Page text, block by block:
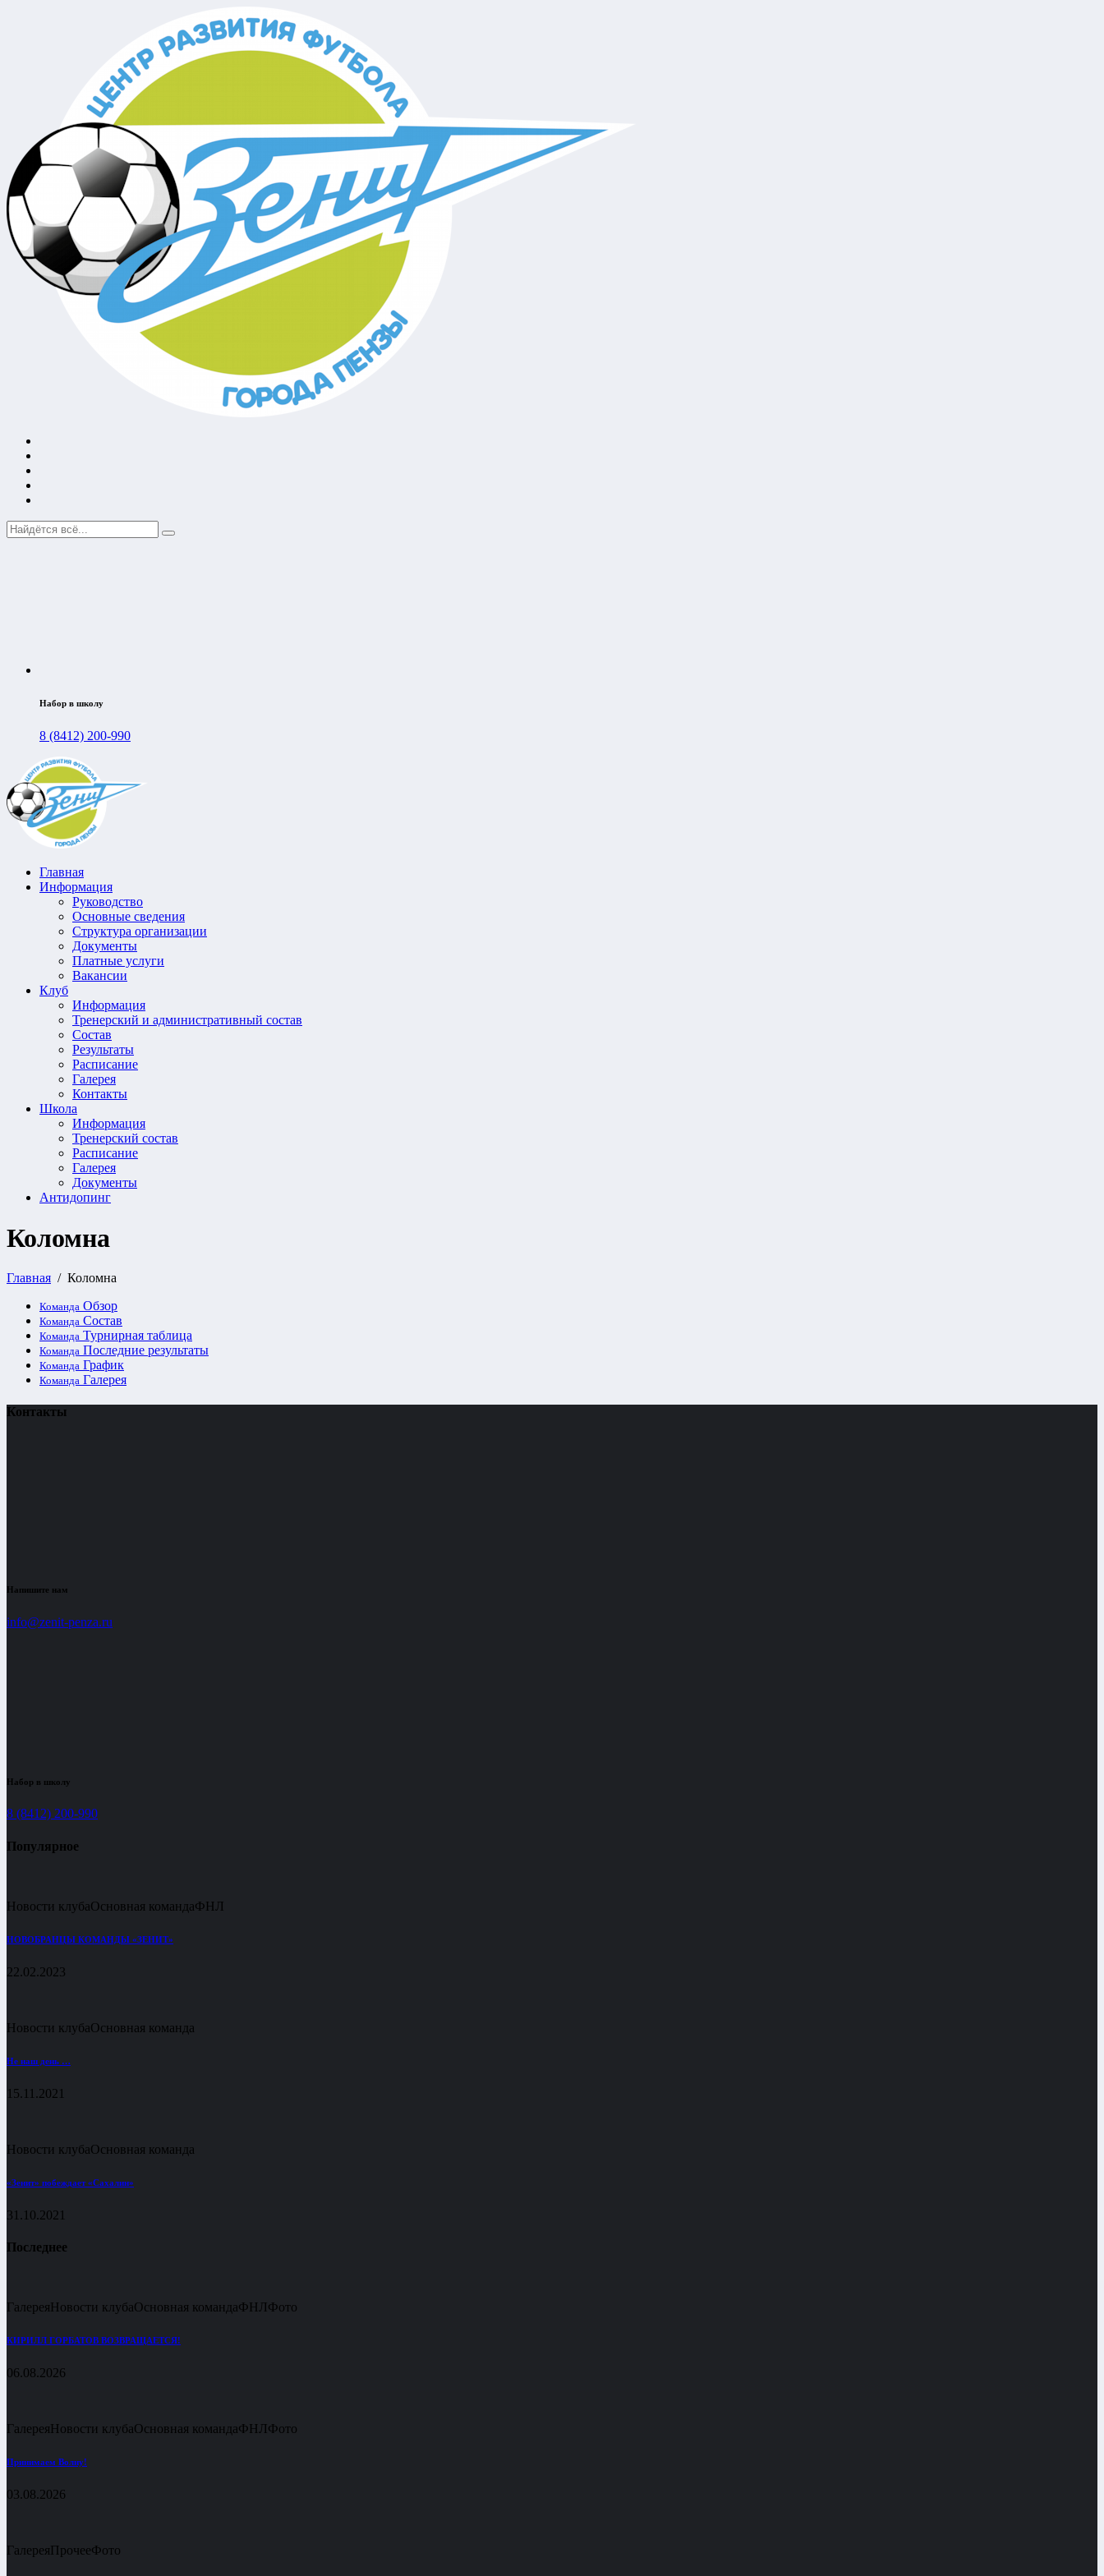
Набор в школу
8 (8412) 200-990
Главная
Информация
Руководство
Основные сведения
Структура организации
Документы
Платные услуги
Вакансии
Клуб
Информация
Тренерский и административный состав
Состав
Результаты
Расписание
Галерея
Контакты
Школа
Информация
Тренерский состав
Расписание
Галерея
Документы
Антидопинг
Коломна
Главная Коломна
Команда Обзор
Команда Состав
Команда Турнирная таблица
Команда Последние результаты
Команда График
Команда Галерея
Контакты
Напишите нам
info@zenit-penza.ru
Набор в школу
8 (8412) 200-990
Популярное
Новости клубаОсновная командаФНЛ
НОВОБРАНЦЫ КОМАНДЫ «ЗЕНИТ»
22.02.2023
Новости клубаОсновная команда
Не наш день …
15.11.2021
Новости клубаОсновная команда
«Зенит» побеждает «Сахалин»
31.10.2021
Последнее
ГалереяНовости клубаОсновная командаФНЛФото
КИРИЛЛ ГОРБАТОВ ВОЗВРАЩАЕТСЯ!
06.08.2026
ГалереяНовости клубаОсновная командаФНЛФото
Принимаем Волну!
03.08.2026
ГалереяПрочееФото